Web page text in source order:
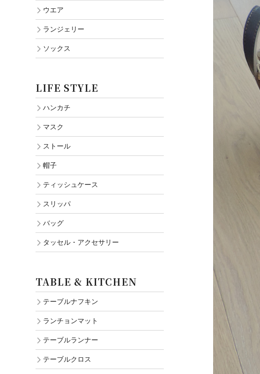
ウエア
ランジェリー
ソックス
LIFE STYLE
ハンカチ
マスク
ストール
帽子
ティッシュケース
スリッパ
バッグ
タッセル・アクセサリー
TABLE & KITCHEN
テーブルナフキン
ランチョンマット
テーブルランナー
テーブルクロス